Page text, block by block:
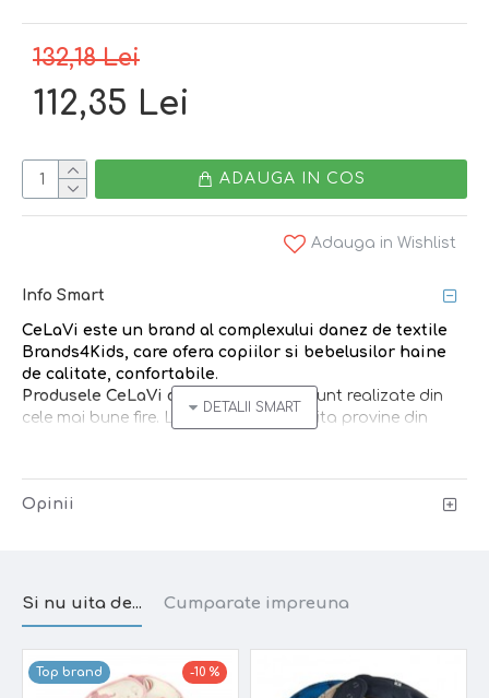
132,18 Lei
112,35 Lei
ADAUGA IN COS
Adauga in Wishlist
Info Smart
CeLaVi este un brand al complexului danez de textile
Brands4Kids, care ofera copiilor si bebelusilor haine
de calitate, confortabile.
Produsele CeLaVi din lana merinos
sunt realizate din
cele mai bune fire. Lana merinos folosita provine din
Bambusul este ideal pentru pielea sensibila.
constanta. Lana este in mod natural antibacteriana si
nu necesita spalare asa de des, o scurta aerisire fiind de
Lana merinoseste foarte moale, confortabila, respira si
Opinii
Si nu uita de... Cumparate impreuna
Top brand -10 %